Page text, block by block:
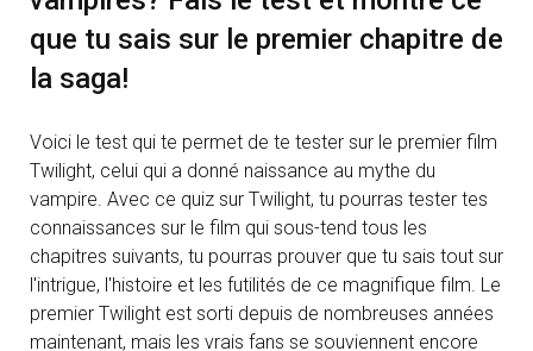
que tu sais sur le premier chapitre de
la saga!
Voici le test qui te permet de te tester sur le premier film
Twilight, celui qui a donné naissance au mythe du
vampire. Avec ce quiz sur Twilight, tu pourras tester tes
connaissances sur le film qui sous-tend tous les
chapitres suivants, tu pourras prouver que tu sais tout sur
l'intrigue, l'histoire et les futilités de ce magnifique film. Le
premier Twilight est sorti depuis de nombreuses années
maintenant, mais les vrais fans se souviennent encore